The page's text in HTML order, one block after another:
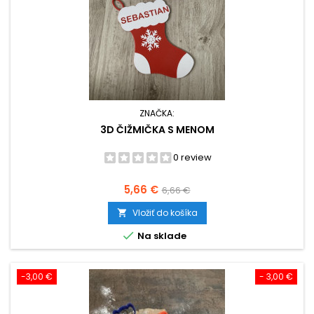
ZNAČKA:
3D ČIŽMIČKA S MENOM
0 review
Cena
5,66 € Základná
cena
6,66 €
 Vložiť do košíka
 Na sklade
- 3,00 €
-3,00 €